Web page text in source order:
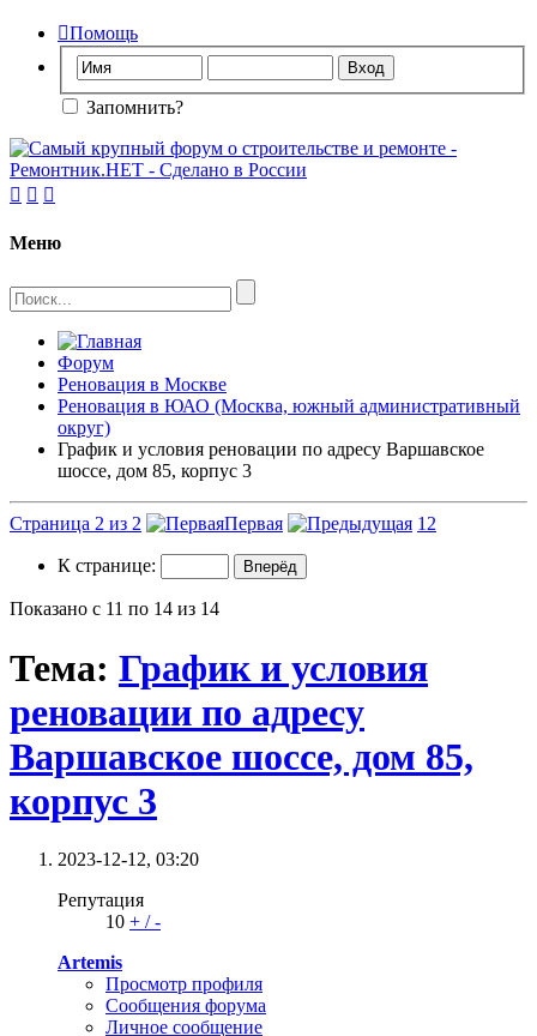
Помощь
Запомнить?
  
Меню
Форум
Реновация в Москве
Реновация в ЮАО (Москва, южный административный
округ)
График и условия реновации по адресу Варшавское
шоссе, дом 85, корпус 3
Страница 2 из 2 Первая 1 2
К странице:
Показано с 11 по 14 из 14
Тема: График и условия
реновации по адресу
Варшавское шоссе, дом 85,
корпус 3
2023-12-12, 03:20
Репутация
10 + /-
Artemis
Просмотр профиля
Сообщения форума
Личное сообщение